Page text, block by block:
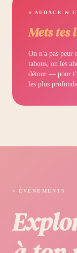
⋆ AUDACE &
Mets tes
On n'a pas peur
tabous, on les
détour — pour
les plus
⋆ ÉVÉNEMENTS